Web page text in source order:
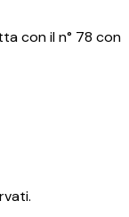
con il n° 78 con